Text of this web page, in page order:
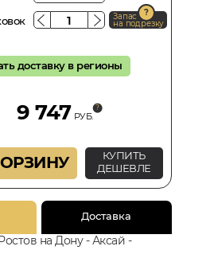
Запас
на подрезку
доставку в регионы
9 747 РУБ.
КУПИТЬ
ДЕШЕВЛЕ
Доставка
на Дону - Аксай -